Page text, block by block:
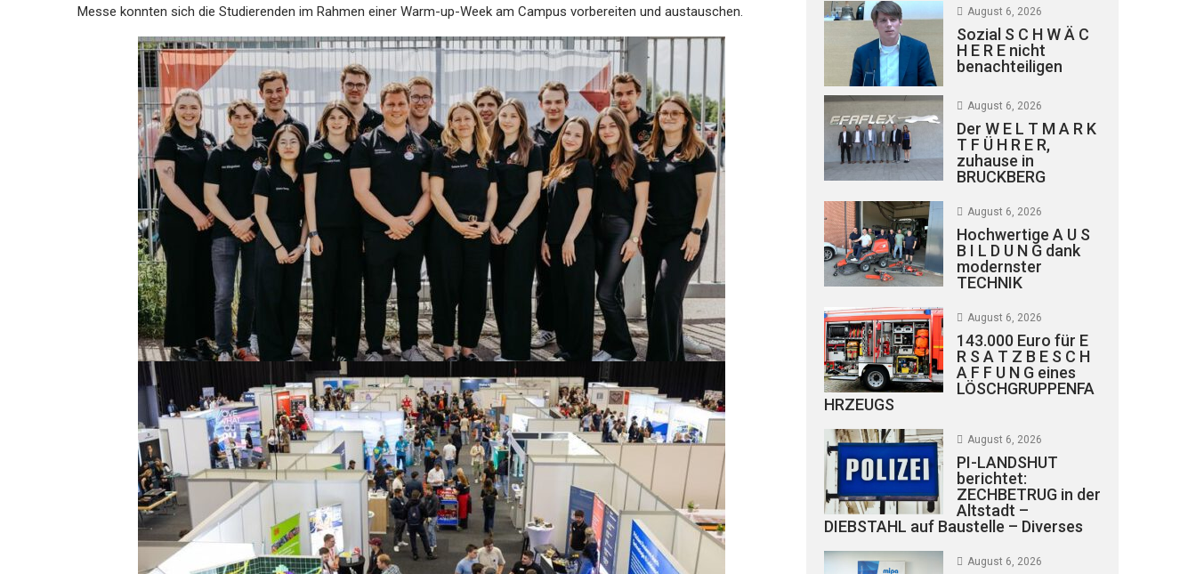
Messe konnten sich die Studierenden im Rahmen einer Warm-up-Week am Campus vorbereiten und austauschen.
August 6, 2026
Sozial S C H W Ä C
H E R E nicht
benachteiligen
August 6, 2026
Der W E L T M A R K
T F Ü H R E R,
zuhause in
BRUCKBERG
August 6, 2026
Hochwertige A U S
B I L D U N G dank
modernster
TECHNIK
August 6, 2026
143.000 Euro für E
R S A T Z B E S C H
A F F U N G eines
LÖSCHGRUPPENFA
HRZEUGS
August 6, 2026
PI-LANDSHUT
berichtet:
ZECHBETRUG in der
Altstadt –
DIEBSTAHL auf Baustelle – Diverses
August 6, 2026